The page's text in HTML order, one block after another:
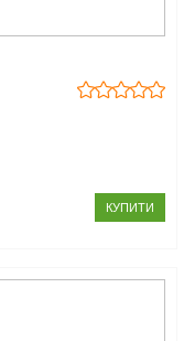
КУПИТИ